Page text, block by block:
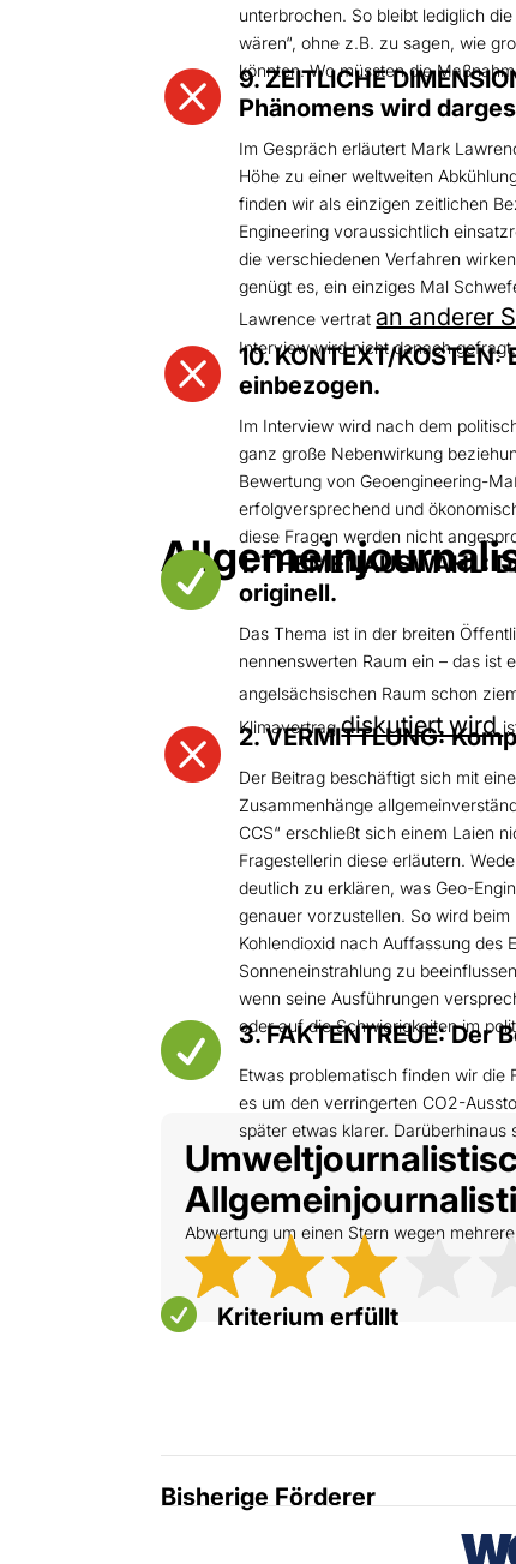
unterbrochen. So bleibt lediglich
wären“, ohne z.B. zu sagen, wie
könnten. Wo müssten die

9. ZEITLICHE
Phänomens wird
Im Gespräch erläutert Mark
Höhe zu einer weltweiten
finden wir als einzigen zeitlichen
Engineering voraussichtlich
die verschiedenen Verfahren
genügt es, ein einziges Mal
Lawrence vertratan anderer
Interview wird nicht danach gefragt.

10. KONTEXT/
einbezogen.
Im Interview wird nach dem
ganz große Nebenwirkung
Bewertung von Geoengineering-
erfolgversprechend und
diese Fragen werden nicht

1.
originell.
Das Thema ist in der breiten
nennenswerten Raum ein – das ist
angelsächsischen Raum schon
Klimavertragdiskutiert wird
 2. VERMITTLUNG:
Der Beitrag beschäftigt sich mit
Zusammenhänge
CCS“ erschließt sich einem Laien
Fragestellerin diese erläutern.
deutlich zu erklären, was Geo-
genauer vorzustellen. So wird
Kohlendioxid nach Auffassung des
Sonneneinstrahlung zu
wenn seine Ausführungen
oder auf die Schwierigkeiten im
 3. FAKTENTREUE:
Etwas problematisch finden wir die
es um den verringerten CO2-
später etwas klarer. Darüberhinaus
Abwertung um einen Stern wegen
 Kriterium erfüllt
Bisherige Förderer